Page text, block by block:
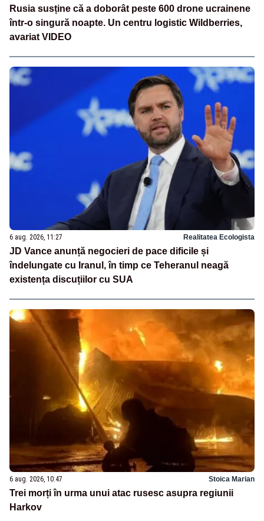
Rusia susține că a doborât peste 600 drone ucrainene
într-o singură noapte. Un centru logistic Wildberries,
avariat VIDEO
6 aug. 2026, 11:27 Realitatea Ecologista
JD Vance anunță negocieri de pace dificile și
îndelungate cu Iranul, în timp ce Teheranul neagă
existența discuțiilor cu SUA
6 aug. 2026, 10:47 Stoica Marian
Trei morți în urma unui atac rusesc asupra regiunii
Harkov